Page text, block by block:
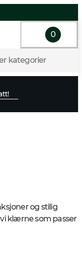
kategorier
0
og stilig
klærne som passer